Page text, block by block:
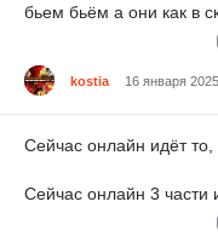
бьем бьём а они как в
kostia 16 января
Сейчас онлайн идёт то,
Сейчас онлайн 3 части